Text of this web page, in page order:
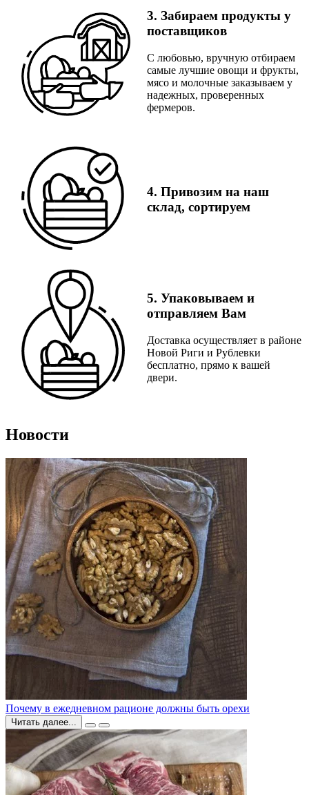
3. Забираем продукты у
поставщиков
С любовью, вручную отбираем
самые лучшие овощи и фрукты,
мясо и молочные заказываем у
надежных, проверенных
фермеров.
4. Привозим на наш
склад, сортируем
5. Упаковываем и
отправляем Вам
Доставка осуществляет в районе
Новой Риги и Рублевки
бесплатно, прямо к вашей
двери.
Новости
Почему в ежедневном рационе должны быть орехи
Читать далее...